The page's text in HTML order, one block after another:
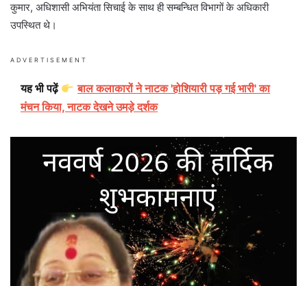
कुमार, अधिशासी अभियंता सिचाई के साथ ही सम्बन्धित विभागों के अधिकारी
उपस्थित थे।
ADVERTISEMENT
यह भी पढ़ें
बाल कलाकारों ने नाटक 'होशियारी पड़ गई भारी' का
मंचन किया, नाटक देखने उमड़े दर्शक